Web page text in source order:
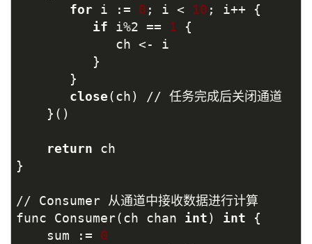
for i := 0 ; i < 10 ; i++ {
if i%2 == 1 {
ch <- i
}
}
close(ch) // 任务完成后关闭通道
}()
return ch
}
// Consumer 从通道中接收数据进行计算
func Consumer(ch chan int) int {
sum := 0